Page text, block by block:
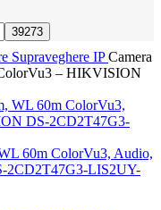
Supraveghere IPCamera
– HIKVISION
60m ColorVu3, Audio,
2CD2T47G3-LIS2UY-